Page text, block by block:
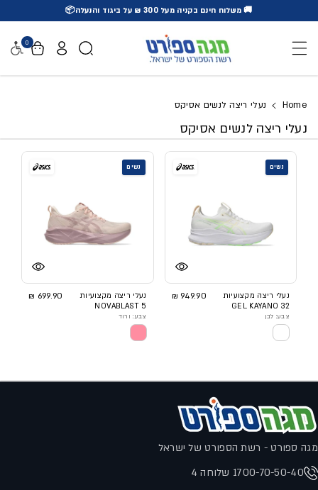
🚚 משלוח חינם בקניה מעל 300 ₪ על ביגוד והנעלה📦
0
Home נעלי ריצה לנשים אסיקס
נעלי ריצה לנשים אסיקס
נשים
נעלי ריצה מקצועיות
GEL KAYANO 32
949.90 ₪
צבע: לבן
נשים
נעלי ריצה מקצועיות
NOVABLAST 5
699.90 ₪
צבע: ורוד
מגה ספורט - רשת הספורט של ישראל
1700-70-50-40 שלוחה 4